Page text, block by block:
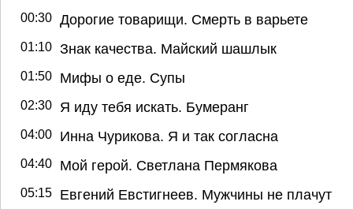
00:30 Дорогие товарищи. Смерть в варьете
01:10 Знак качества. Майский шашлык
01:50 Мифы о еде. Супы
02:30 Я иду тебя искать. Бумеранг
04:00 Инна Чурикова. Я и так согласна
04:40 Мой герой. Светлана Пермякова
05:15 Евгений Евстигнеев. Мужчины не плачут